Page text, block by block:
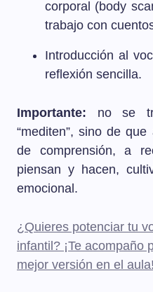
corporal (body
trabajo con
Introducción al
reflexión sencilla.
Importante: no se
“mediten”, sino de
de comprensión, a
piensan y hacen,
emocional.
¿Quieres potenciar tu
infantil? ¡Te acompaño
mejor versión en el aula!